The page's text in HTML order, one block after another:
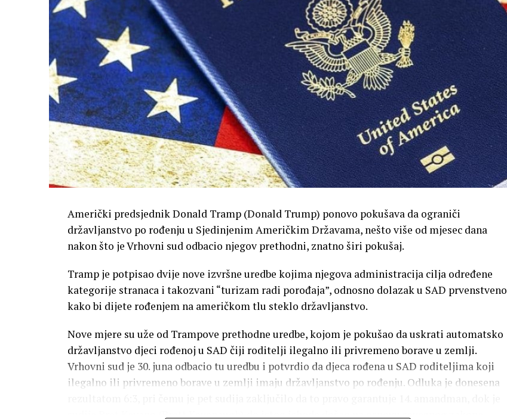
Američki predsjednik Donald Tramp (Donald Trump) ponovo pokušava da ograniči
državljanstvo po rođenju u Sjedinjenim Američkim Državama, nešto više od mjesec dana
nakon što je Vrhovni sud odbacio njegov prethodni, znatno širi pokušaj.
Tramp je potpisao dvije nove izvršne uredbe kojima njegova administracija cilja određene
kategorije stranaca i takozvani “turizam radi porođaja”, odnosno dolazak u SAD prvenstveno
kako bi dijete rođenjem na američkom tlu steklo državljanstvo.
Nove mjere su uže od Trampove prethodne uredbe, kojom je pokušao da uskrati automatsko
državljanstvo djeci rođenoj u SAD čiji roditelji ilegalno ili privremeno borave u zemlji.
Vrhovni sud je 30. juna odbacio tu uredbu i potvrdio da djeca rođena u SAD roditeljima koji
ilegalno ili privremeno borave u zemlji imaju državljanstvo po rođenju. Odluka je donesena
sudija Bret Kavano (Brett Kavanaugh) do istog ishoda došao na osnovu saveznog zakona.